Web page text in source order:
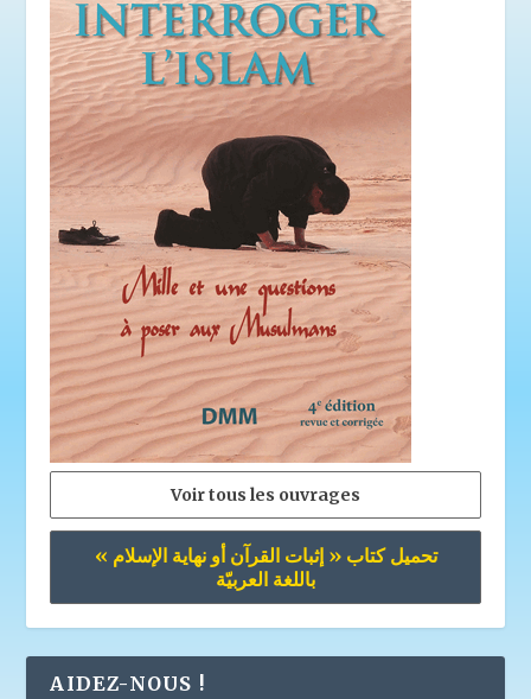
Voir tous les ouvrages
تحميل كتاب « إثبات القرآن أو نهاية الإسلام »
باللغة العربيّة
AIDEZ-NOUS !